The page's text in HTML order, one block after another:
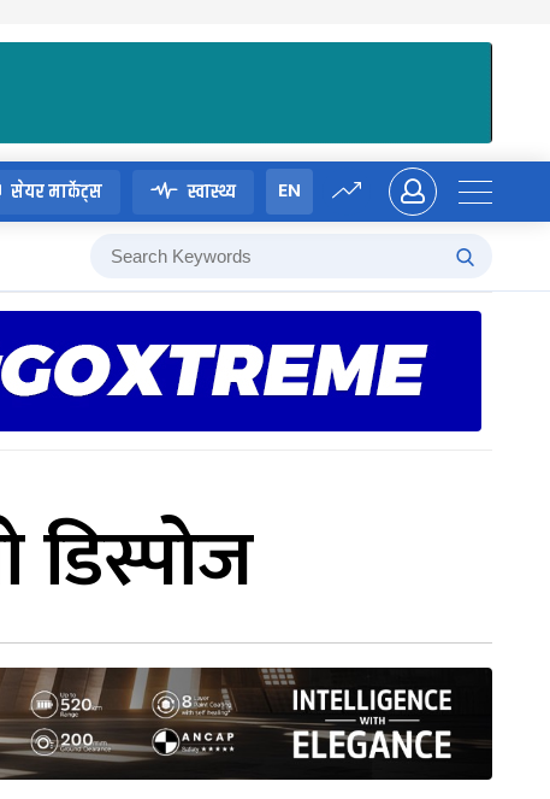
सेयर मार्केट्स स्वास्थ्य EN
डिस्पोज